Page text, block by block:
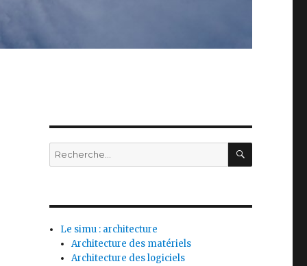
Le simu : architecture
Architecture des matériels
Architecture des logiciels